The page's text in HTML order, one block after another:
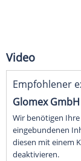
Video
Empfohlener
Glomex GmbH
Wir benötigen
eingebundenen
diesen mit einem
deaktivieren.